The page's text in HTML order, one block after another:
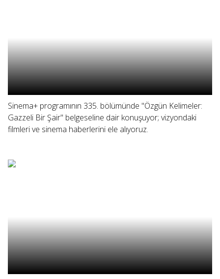
Sinema+ programının 335. bölümünde "Özgün Kelimeler:
Gazzeli Bir Şair" belgeseline dair konuşuyor; vizyondaki
filmleri ve sinema haberlerini ele alıyoruz.